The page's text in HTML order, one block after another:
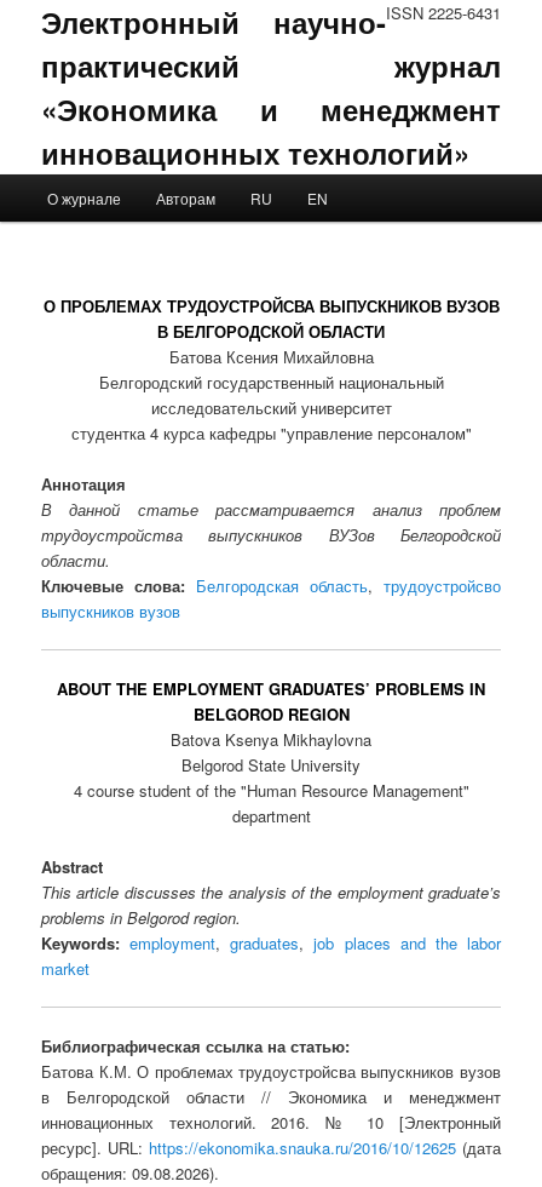
ISSN 2225-6431
Электронный научно-
практический журнал
«Экономика и менеджмент
инновационных технологий»
Skip to primary content
Skip to secondary content
О журнале Авторам RU EN
О ПРОБЛЕМАХ ТРУДОУСТРОЙСВА ВЫПУСКНИКОВ ВУЗОВ
В БЕЛГОРОДСКОЙ ОБЛАСТИ
Батова Ксения Михайловна
Белгородский государственный национальный
исследовательский университет
студентка 4 курса кафедры "управление персоналом"
Аннотация
В данной статье рассматривается анализ проблем
трудоустройства выпускников ВУЗов Белгородской
области.
Ключевые слова: Белгородская область, трудоустройсво
выпускников вузов
ABOUT THE EMPLOYMENT GRADUATES’ PROBLEMS IN
BELGOROD REGION
Batova Ksenya Mikhaylovna
Belgorod State University
4 course student of the "Human Resource Management"
department
Abstract
This article discusses the analysis of the employment graduate’s
problems in Belgorod region.
Keywords: employment,graduates,job places and the labor
market
Библиографическая ссылка на статью:
Батова К.М. О проблемах трудоустройсва выпускников вузов
в Белгородской области // Экономика и менеджмент
инновационных технологий. 2016. № 10 [Электронный
ресурс]. URL: https://ekonomika.snauka.ru/2016/10/12625(дата
обращения: 09.08.2026).